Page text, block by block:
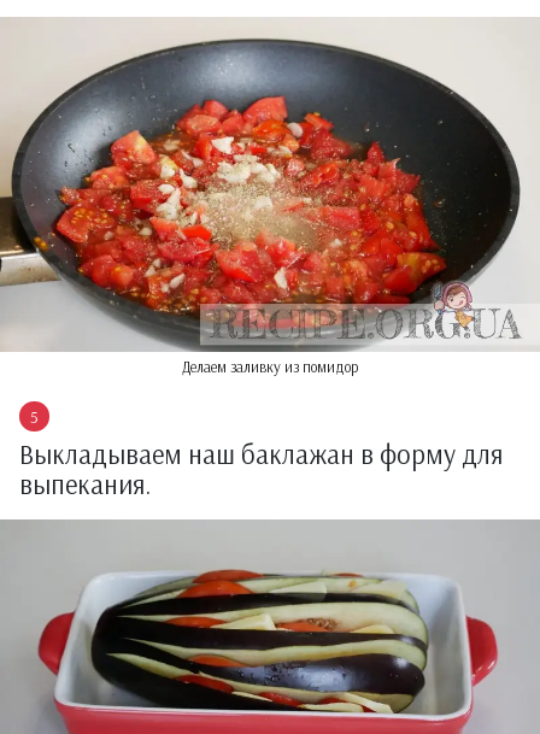
Делаем заливку из помидор
Выкладываем наш баклажан в форму для
выпекания.